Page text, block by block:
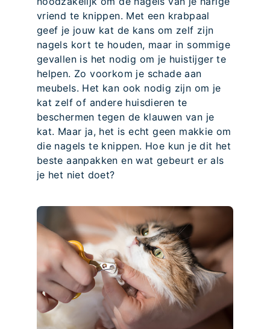
vriend te knippen. Met een krabpaal
geef je jouw kat de kans om zelf zijn
nagels kort te houden, maar in sommige
gevallen is het nodig om je huistijger te
helpen. Zo voorkom je schade aan
meubels. Het kan ook nodig zijn om je
kat zelf of andere huisdieren te
beschermen tegen de klauwen van je
kat. Maar ja, het is echt geen makkie om
die nagels te knippen. Hoe kun je dit het
beste aanpakken en wat gebeurt er als
je het niet doet?